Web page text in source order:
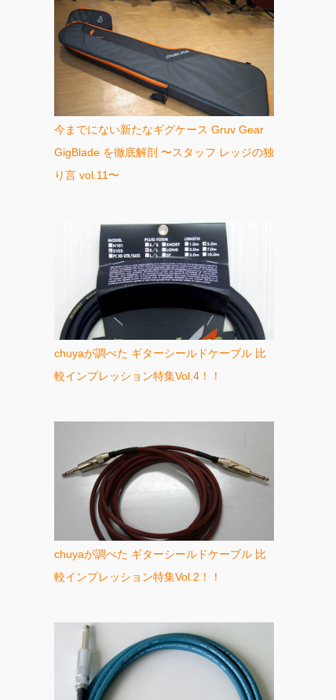
今までにない新たなギグケース Gruv Gear
GigBlade を徹底解剖 〜スタッフ レッジの独
り言 vol.11〜
chuyaが調べた ギターシールドケーブル 比
較インプレッション特集Vol.4！！
chuyaが調べた ギターシールドケーブル 比
較インプレッション特集Vol.2！！